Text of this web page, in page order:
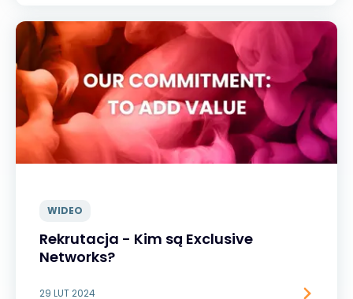
WIDEO
Rekrutacja - Kim są Exclusive
Networks?
29 LUT 2024